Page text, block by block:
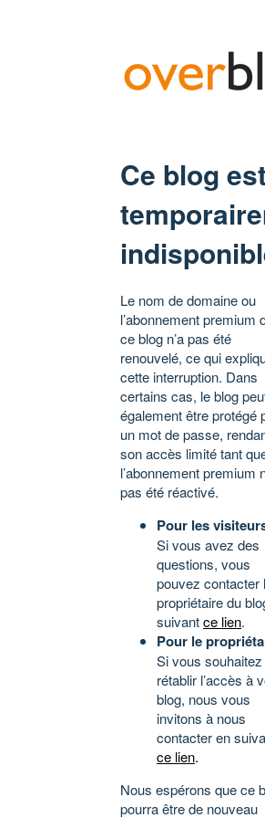
Ce blog est
Le nom de domaine ou
l’abonnement premium
ce blog n’a pas été
renouvelé, ce qui
cette interruption. Dans
certains cas, le blog
également être protégé
un mot de passe,
son accès limité tant
l’abonnement premium
pas été réactivé.
Pour les
Si vous avez des
questions, vous
pouvez contacter
propriétaire du
suivantce lien.
Pour le
Si vous souhaitez
rétablir l’accès à
blog, nous vous
invitons à nous
contacter en
ce lien.
Nous espérons que ce
pourra être de nouveau